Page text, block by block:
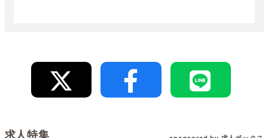
求人特集